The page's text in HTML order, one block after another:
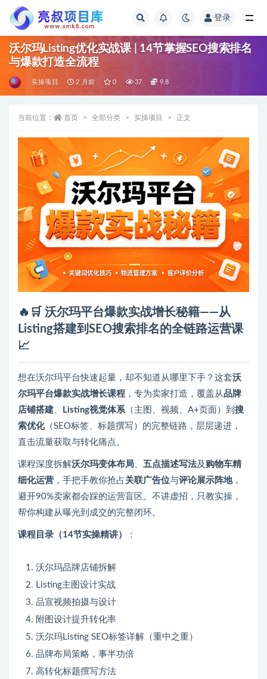
登录
沃尔玛Listing优化实战课 | 14节掌握SEO搜索排名
与爆款打造全流程
实操项目 2 月前 0 37 9.8
当前位置： 首页 全部分类 实操项目 正文
🔥🛒 沃尔玛平台爆款实战增长秘籍——从
Listing搭建到SEO搜索排名的全链路运营课
📈
想在沃尔玛平台快速起量，却不知道从哪里下手？这套沃
尔玛平台爆款实战增长课程 ，专为卖家打造，覆盖从品牌
店铺搭建
Listing视觉体系 （主图、视频、A+页面）到 搜
索优化（SEO标签、标题撰写）的完整链路，层层递进，
直击流量获取与转化痛点。
课程深度拆解沃尔玛变体布局 五点描述写法及 购物车精
细化运营 ，手把手教你抢占关联广告位与评论展示阵地，
避开90%卖家都会踩的运营盲区。不讲虚招，只教实操，
帮你构建从曝光到成交的完整闭环。
课程目录（14节实操精讲） ：
沃尔玛品牌店铺拆解
Listing主图设计实战
品宣视频拍摄与设计
附图设计提升转化率
沃尔玛Listing SEO标签详解（重中之重）
品牌布局策略，事半功倍
高转化标题撰写方法